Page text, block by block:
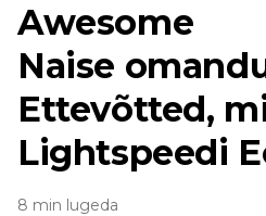
Awesome
Naise
Ettevõtted,
Lightspeedi
8 min lugeda